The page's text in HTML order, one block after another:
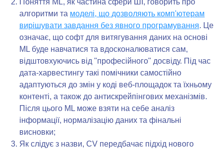
Поняття ML, як частина сфери ШІ, говорить про
алгоритми та моделі, що дозволяють комп'ютерам
вирішувати завдання без явного програмування. Це
означає, що софт для витягування даних на основі
ML буде навчатися та вдосконалюватися сам,
відштовхуючись від "професійного" досвіду. Під час
дата-харвестингу такі помічники самостійно
адаптуються до змін у коді веб-площадок та їхньому
контенті, а також до антискрейпінгових механізмів.
Після цього ML може взяти на себе аналіз
інформації, нормалізацію даних та фінальні
висновки;
Як слідує з назви, CV передбачає підхід нового